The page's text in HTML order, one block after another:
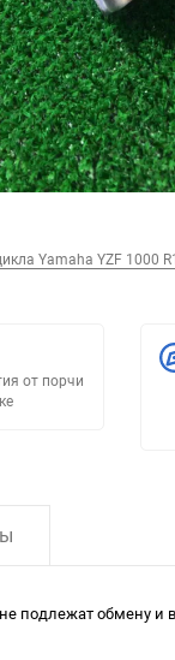
Yamaha YZF 1000
от порчи
подлежат обмену и